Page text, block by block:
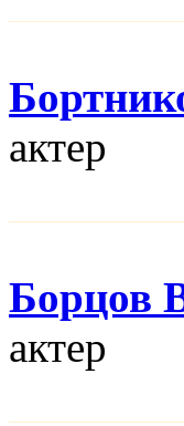
актер
Борцов
актер